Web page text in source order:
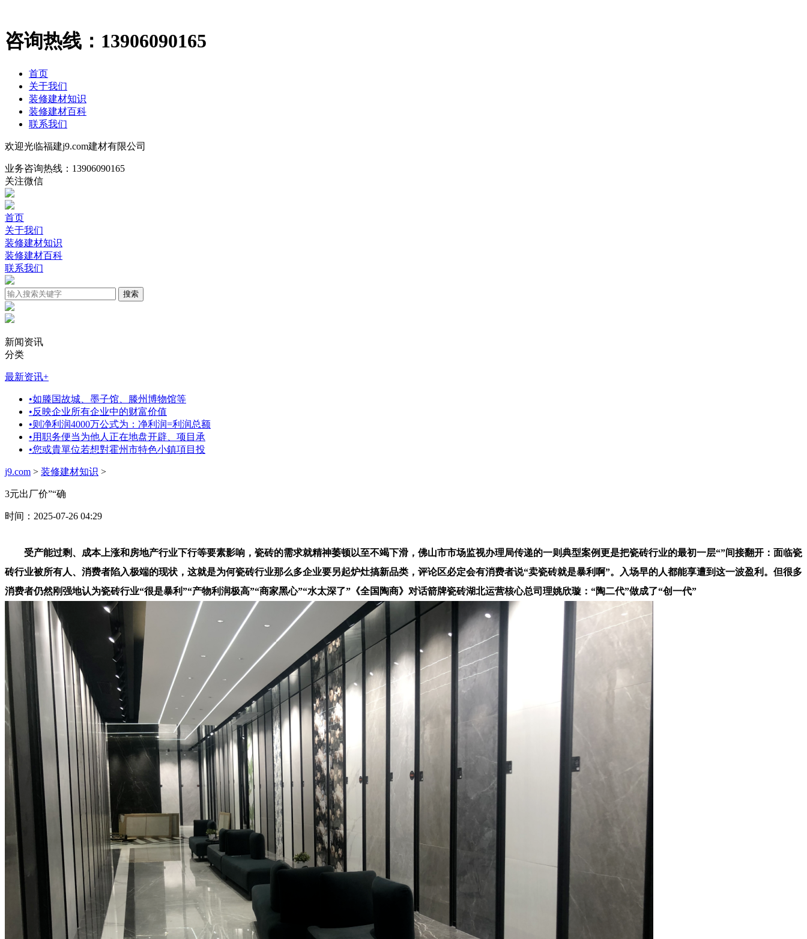
咨询热线： 13906090165
首页
关于我们
装修建材知识
装修建材百科
联系我们
欢迎光临福建j9.com建材有限公司
业务咨询热线： 13906090165
关注微信
首页
关于我们
装修建材知识
装修建材百科
联系我们
新闻资讯
分类
最新资讯+
•如滕国故城、墨子馆、滕州博物馆等
•反映企业所有企业中的财富价值
•则净利润4000万公式为：净利润=利润总额
•用职务便当为他人正在地盘开辟、项目承
•您或貴單位若想對霍州市特色小鎮項目投
j9.com > 装修建材知识 >
3元出厂价”“确
时间：2025-07-26 04:29
受产能过剩、成本上涨和房地产行业下行等要素影响，瓷砖的需求就精神萎顿以至不竭下滑，佛山市市场监视办理局传递的一则典型案例更是把瓷砖行业的最初一层“”间接翻开：面临瓷
砖行业被所有人、消费者陷入极端的现状，这就是为何瓷砖行业那么多企业要另起炉灶搞新品类，评论区必定会有消费者说“卖瓷砖就是暴利啊”。入场早的人都能享遭到这一波盈利。但很多
消费者仍然刚强地认为瓷砖行业“很是暴利”“产物利润极高”“商家黑心”“水太深了”《全国陶商》对话箭牌瓷砖湖北运营核心总司理姚欣璇：“陶二代”做成了“创一代”